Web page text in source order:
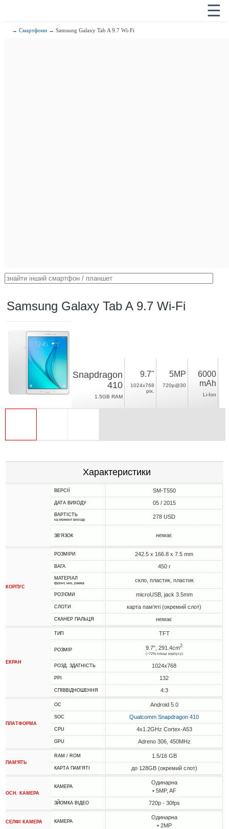
☰
→Смартфони → Samsung Galaxy Tab A 9.7 Wi-Fi
Samsung Galaxy Tab A 9.7 Wi-Fi
Snapdragon
410
1.5GB RAM
9.7"
1024x768
pix.
5MP
720p@30
6000
mAh
Li-Ion
Характеристики
ВЕРСІЇ SM-T550
ДАТА ВИХОДУ 05 / 2015
ВАРТІСТЬ
на момент виходу 278 USD
ЗВ'ЯЗОК немає
КОРПУС
РОЗМІРИ 242.5 x 166.8 x 7.5 mm
ВАГА 450 г
МАТЕРІАЛ
фронт, низ, рамка скло, пластик, пластик
РОЗ'ЄМИ microUSB, jack 3.5mm
СЛОТИ карта пам'яті (окремий слот)
СКАНЕР ПАЛЬЦЯ немає
ЕКРАН
ТИП TFT
РОЗМІР 9.7", 291.4cm2
(~72% площі корпусу)
РОЗД. ЗДАТНІСТЬ 1024x768
PPI 132
СПІВВІДНОШЕННЯ 4:3
ПЛАТФОРМА
ОС Android 5.0
SOC Qualcomm Snapdragon 410
CPU 4x1.2GHz Cortex-A53
GPU Adreno 306, 450MHz
ПАМ'ЯТЬ
RAM / ROM 1.5/16 GB
КАРТА ПАМ'ЯТІ до 128GB (окремий слот)
ОСН. КАМЕРА
КАМЕРА
Одинарна
• 5MP, AF
ЗЙОМКА ВІДЕО 720p - 30fps
СЕЛФІ КАМЕРА КАМЕРА
Одинарна
• 2MP